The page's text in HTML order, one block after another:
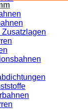
Zusatzlagen